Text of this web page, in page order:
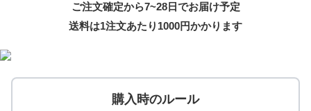
ご注文確定から7~28日でお届け予定
送料は1注文あたり 1000円かかります
購入時のルール